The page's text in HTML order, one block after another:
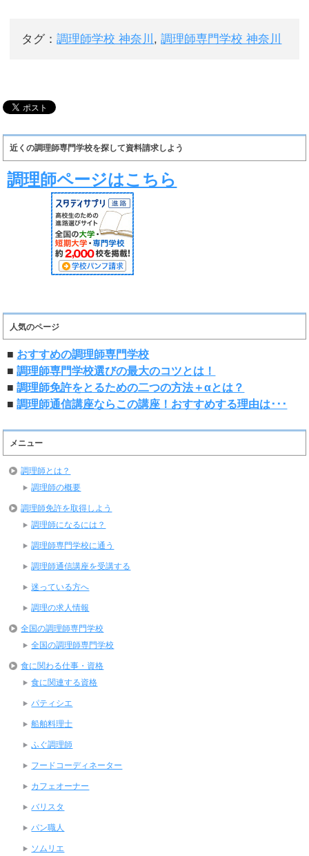
タグ：調理師学校 神奈川 ,調理師専門学校 神奈川
近くの調理師専門学校を探して資料請求しよう
調理師ページはこちら
人気のページ
■ おすすめの調理師専門学校
■調理師専門学校選びの最大のコツとは！
■調理師免許をとるための二つの方法＋αとは？
■調理師通信講座ならこの講座！おすすめする理由は･･･
メニュー
調理師とは？
調理師の概要
調理師免許を取得しよう
調理師になるには？
調理師専門学校に通う
調理師通信講座を受講する
迷っている方へ
調理の求人情報
全国の調理師専門学校
全国の調理師専門学校
食に関わる仕事・資格
食に関連する資格
パティシエ
船舶料理士
ふぐ調理師
フードコーディネーター
カフェオーナー
バリスタ
パン職人
ソムリエ